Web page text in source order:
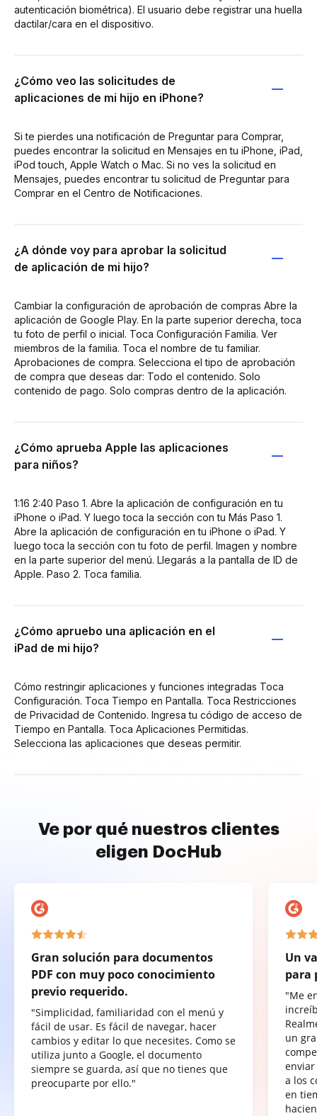
autenticación biométrica). El usuario debe registrar una huella
dactilar/cara en el dispositivo.
¿Cómo veo las solicitudes de
aplicaciones de mi hijo en iPhone?
Si te pierdes una notificación de Preguntar para Comprar,
puedes encontrar la solicitud en Mensajes en tu iPhone, iPad,
iPod touch, Apple Watch o Mac. Si no ves la solicitud en
Mensajes, puedes encontrar tu solicitud de Preguntar para
Comprar en el Centro de Notificaciones.
¿A dónde voy para aprobar la solicitud
de aplicación de mi hijo?
Cambiar la configuración de aprobación de compras Abre la
aplicación de Google Play. En la parte superior derecha, toca
tu foto de perfil o inicial. Toca Configuración Familia. Ver
miembros de la familia. Toca el nombre de tu familiar.
Aprobaciones de compra. Selecciona el tipo de aprobación
de compra que deseas dar: Todo el contenido. Solo
contenido de pago. Solo compras dentro de la aplicación.
¿Cómo aprueba Apple las aplicaciones
para niños?
1:16 2:40 Paso 1. Abre la aplicación de configuración en tu
iPhone o iPad. Y luego toca la sección con tu Más Paso 1.
Abre la aplicación de configuración en tu iPhone o iPad. Y
luego toca la sección con tu foto de perfil. Imagen y nombre
en la parte superior del menú. Llegarás a la pantalla de ID de
Apple. Paso 2. Toca familia.
¿Cómo apruebo una aplicación en el
iPad de mi hijo?
Cómo restringir aplicaciones y funciones integradas Toca
Configuración. Toca Tiempo en Pantalla. Toca Restricciones
de Privacidad de Contenido. Ingresa tu código de acceso de
Tiempo en Pantalla. Toca Aplicaciones Permitidas.
Selecciona las aplicaciones que deseas permitir.
Ve por qué nuestros clientes
eligen DocHub
Gran solución para documentos
PDF con muy poco conocimiento
previo requerido.
"Simplicidad, familiaridad con el menú y
fácil de usar. Es fácil de navegar, hacer
cambios y editar lo que necesites. Como se
utiliza junto a Google, el documento
siempre se guarda, así que no tienes que
preocuparte por ello."
Un
para
"Me
un
a los
en